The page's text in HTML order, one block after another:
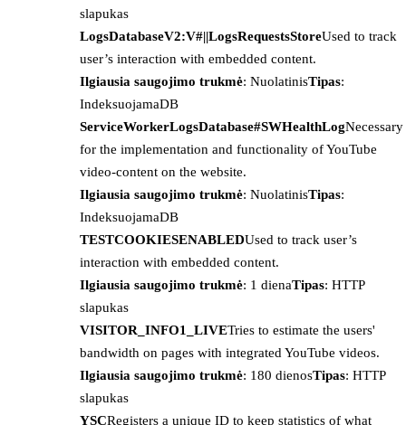
slapukas
LogsDatabaseV2:V#||LogsRequestsStoreUsed to track
user’s interaction with embedded content.
Ilgiausia saugojimo trukmė: NuolatinisTipas:
IndeksuojamaDB
ServiceWorkerLogsDatabase#SWHealthLogNecessary
for the implementation and functionality of YouTube
video-content on the website.
Ilgiausia saugojimo trukmė: NuolatinisTipas:
IndeksuojamaDB
TESTCOOKIESENABLEDUsed to track user’s
interaction with embedded content.
Ilgiausia saugojimo trukmė: 1 dienaTipas: HTTP
slapukas
VISITOR_INFO1_LIVETries to estimate the users'
bandwidth on pages with integrated YouTube videos.
Ilgiausia saugojimo trukmė: 180 dienosTipas: HTTP
slapukas
YSCRegisters a unique ID to keep statistics of what